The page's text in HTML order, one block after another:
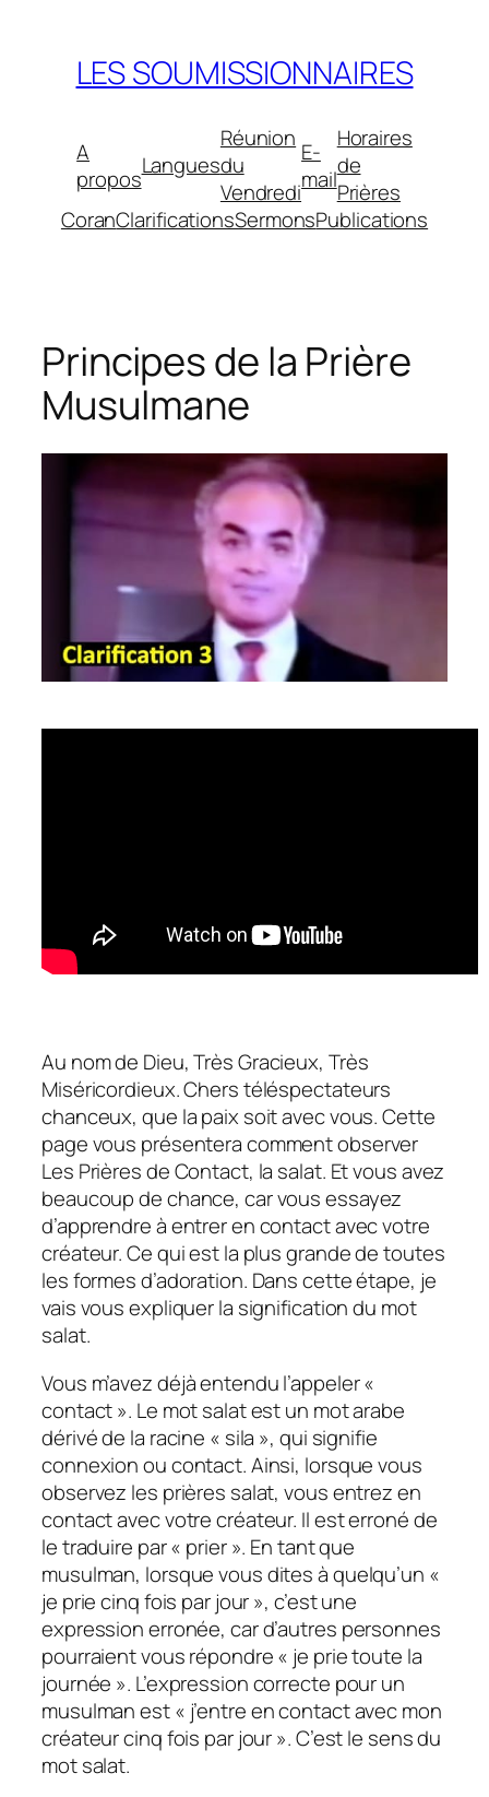
contenuLES SOUMISSIONNAIRES
A
proposLangues
Réunion
du
Vendredi
E-
mail
Horaires
de
Prières
CoranClarificationsSermonsPublications
Principes de la Prière
Musulmane
Au nom de Dieu, Très Gracieux, Très
Miséricordieux. Chers téléspectateurs
chanceux, que la paix soit avec vous. Cette
page vous présentera comment observer
Les Prières de Contact, la salat. Et vous avez
beaucoup de chance, car vous essayez
d’apprendre à entrer en contact avec votre
créateur. Ce qui est la plus grande de toutes
les formes d’adoration. Dans cette étape, je
vais vous expliquer la signification du mot
salat.
Vous m’avez déjà entendu l’appeler «
contact ». Le mot salat est un mot arabe
dérivé de la racine « sila », qui signifie
connexion ou contact. Ainsi, lorsque vous
observez les prières salat, vous entrez en
contact avec votre créateur. Il est erroné de
le traduire par « prier ». En tant que
musulman, lorsque vous dites à quelqu’un «
je prie cinq fois par jour », c’est une
expression erronée, car d’autres personnes
pourraient vous répondre « je prie toute la
journée ». L’expression correcte pour un
musulman est « j’entre en contact avec mon
créateur cinq fois par jour ». C’est le sens du
mot salat.